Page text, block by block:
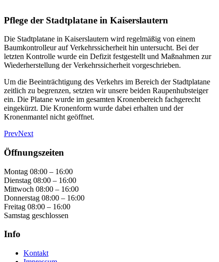
Pflege der Stadtplatane in Kaiserslautern
Die Stadtplatane in Kaiserslautern wird regelmäßig von einem
Baumkontrolleur auf Verkehrssicherheit hin untersucht. Bei der
letzten Kontrolle wurde ein Defizit festgestellt und Maßnahmen zur
Wiederherstellung der Verkehrssicherheit vorgeschrieben.
Um die Beeinträchtigung des Verkehrs im Bereich der Stadtplatane
zeitlich zu begrenzen, setzten wir unsere beiden Raupenhubsteiger
ein. Die Platane wurde im gesamten Kronenbereich fachgerecht
eingekürzt. Die Kronenform wurde dabei erhalten und der
Kronenmantel nicht geöffnet.
PrevNext
Öffnungszeiten
Montag 08:00 – 16:00
Dienstag 08:00 – 16:00
Mittwoch 08:00 – 16:00
Donnerstag 08:00 – 16:00
Freitag 08:00 – 16:00
Samstag geschlossen
Info
Kontakt